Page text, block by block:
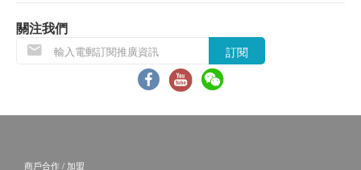
通話功能：支援
充電盒額外播放時間 (小時)：24
頻率響應 (Hz)：20000
產品型號：CLUBPROPTWS /BLK
正本，並於送貨後3個工作天內按下列方式聯絡生
活小主義 客戶服務部跟進。
電郵: info@gadgetmonocle-hk.com
查詢熱線: 852-52360198
關注我們
訂閱
商戶合作 / 加盟